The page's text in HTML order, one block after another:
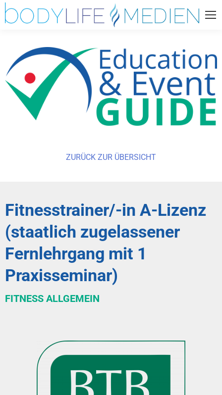
ZURÜCK ZUR ÜBERSICHT
Fitnesstrainer/-in A-Lizenz
(staatlich zugelassener
Fernlehrgang mit 1
Praxisseminar)
FITNESS ALLGEMEIN